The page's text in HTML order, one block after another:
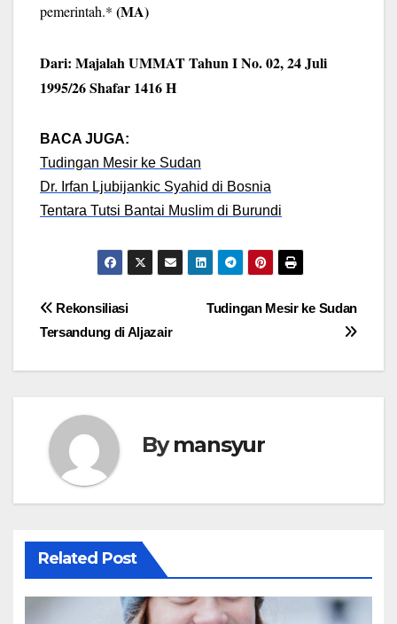
pemerintah.* (MA)
Dari: Majalah UMMAT Tahun I No. 02, 24 Juli
1995/26 Shafar 1416 H
BACA JUGA:
Tudingan Mesir ke Sudan
Dr. Irfan Ljubijankic Syahid di Bosnia
Tentara Tutsi Bantai Muslim di Burundi
Post
navigation
Tudingan Mesir ke Sudan
Rekonsiliasi
Tersandung di Aljazair
Bymansyur
Related Post